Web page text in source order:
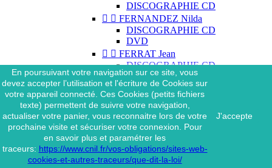
DISCOGRAPHIE CD
  FERNANDEZ Nilda
DISCOGRAPHIE CD
DVD
  FERRAT Jean
DISCOGRAPHIE CD
DISCOGRAPHIE 45 TOURS
DISCOGRAPHIE 33 TOURS
DVD
MAGAZINE
  FERRAT Jean & SES
INTERPRÈTES
DISCOGRAPHIE CD
  FERRÉ Léo
En poursuivant votre navigation sur ce site, vous
devez accepter l’utilisation et l'écriture de Cookies sur
votre appareil connecté. Ces Cookies (petits fichiers
texte) permettent de suivre votre navigation,
actualiser votre panier, vous reconnaitre lors de votre
prochaine visite et sécuriser votre connexion. Pour
en savoir plus et paramétrer les
traceurs: https://www.cnil.fr/vos-obligations/sites-web-
cookies-et-autres-traceurs/que-dit-la-loi/
J'accepte